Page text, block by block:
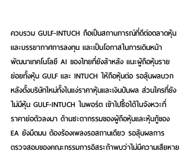
ควบรวม GULF-INTUCH ถือเป็นสถานการณ์ที่ดีต่อตลาดหุ้น
และบรรยากาศการลงทุน และเป็นโอกาสในการเดินหน้า
พัฒนาเทคโนโลยี AI ของไทยที่ยังล้าหลัง แนะผู้ถือหุ้นราย
ย่อยทั้งหุ้น GULF และ INTUCH ให้ถือหุ้นต่อ รอลุ้นผลบวก
หลังตั้งบริษัทใหม่ทั้งในแง่ราคาหุ้นและเงินปันผล ส่วนใครที่ยัง
ไม่มีหุ้น GULF-INTUCH ในพอร์ต เข้าไปซื้อได้ในจังหวะที่
ราคาย่อตัวลงมา ด้านชะตากรรมของผู้ถือหุ้นและหุ้นกู้ของ
EA ยังมืดมน ต้องร้องเพลงรอสถานเดียว รอลุ้นผลการ
ตรวจสอบของคณะกรรมการอิสระถ้าพบว่าไม่มีความเสียหาย